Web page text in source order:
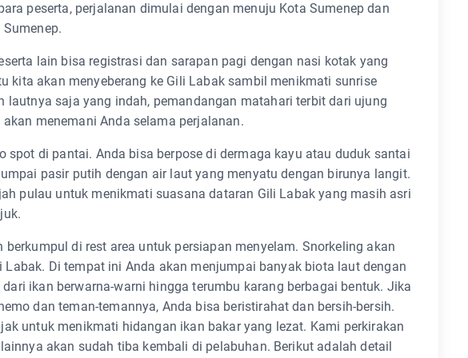
peserta, perjalanan dimulai dengan menuju Kota Sumenep dan
lain bisa registrasi dan sarapan pagi dengan nasi kotak yang
kita akan menyeberang ke Gili Labak sambil menikmati sunrise
lautnya saja yang indah, pemandangan matahari terbit dari ujung
menemani Anda selama perjalanan.
spot di pantai. Anda bisa berpose di dermaga kayu atau duduk santai
pasir putih dengan air laut yang menyatu dengan birunya langit.
pulau untuk menikmati suasana dataran Gili Labak yang masih asri
di rest area untuk persiapan menyelam. Snorkeling akan
Di tempat ini Anda akan menjumpai banyak biota laut dengan
ikan berwarna-warni hingga terumbu karang berbagai bentuk. Jika
dan teman-temannya, Anda bisa beristirahat dan bersih-bersih.
untuk menikmati hidangan ikan bakar yang lezat. Kami perkirakan
akan sudah tiba kembali di pelabuhan. Berikut adalah detail